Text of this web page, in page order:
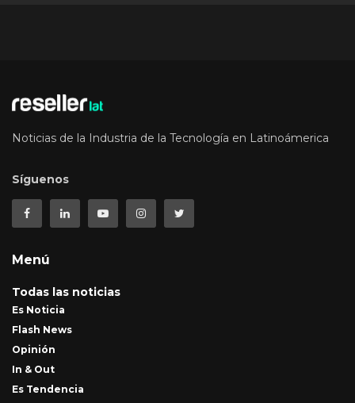
Noticias de la Industria de la Tecnología en Latinoámerica
Síguenos
Menú
Todas las noticias
Es Noticia
Flash News
Opinión
In & Out
Es Tendencia